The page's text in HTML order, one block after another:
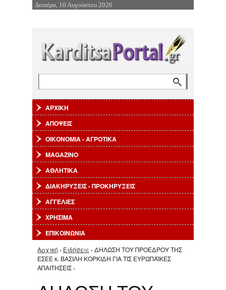
Επιστροφή στην Πλοήγηση
Δευτέρα, 10 Αυγούστου 2026
ΑΡΧΙΚΗ
ΑΠΟΨΕΙΣ
ΟΙΚΟΝΟΜΙΑ - ΑΓΡΟΤΙΚΑ
MAGAZINO
ΑΘΛΗΤΙΚΑ
ΔΙΑΚΗΡΥΞΕΙΣ - ΠΡΟΚΗΡΥΞΕΙΣ
ΑΓΓΕΛΙΕΣ
ΧΡΗΣΙΜΑ
ΕΠΙΚΟΙΝΩΝΙΑ
Είστε εδώ
Αρχική › Ειδήσεις › ΔΗΛΩΣΗ ΤΟΥ ΠΡΟΕΔΡΟΥ ΤΗΣ
ΕΣΕΕ κ. ΒΑΣΙΛΗ ΚΟΡΚΙΔΗ ΓΙΑ ΤΙΣ ΕΥΡΩΠΑΪΚΕΣ
ΑΠΑΙΤΗΣΕΙΣ ›